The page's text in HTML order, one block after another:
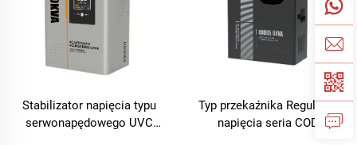
Stabilizator napięcia typu
serwonapędowego UVC
Typ przekaźnika Regulator
napięcia seria COD